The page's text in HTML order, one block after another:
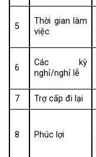
5
Thời gian làm
việc
6
Các kỳ
nghỉ/nghỉ lễ
7
Trợ cấp đi lại
8 Phúc lợi